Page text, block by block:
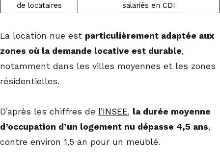
de locataires
salariés en CDI
La location nue est particulièrement adaptée aux
zones où la demande locative est durable,
notamment dans les villes moyennes et les zones
résidentielles.
D’après les chiffres de l’INSEE, la durée moyenne
d’occupation d’un logement nu dépasse 4,5 ans,
contre environ 1,5 an pour un meublé.